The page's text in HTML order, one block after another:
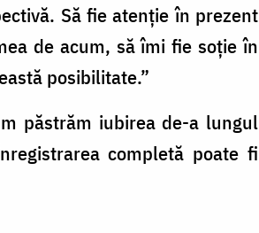
Să fie atenție în prezent
de acum, să îmi fie soție în
posibilitate.”
păstrăm iubirea de-a lungul
completă poate fi